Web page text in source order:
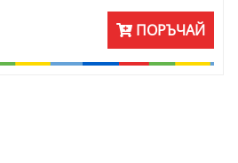
ПОРЪЧАЙ